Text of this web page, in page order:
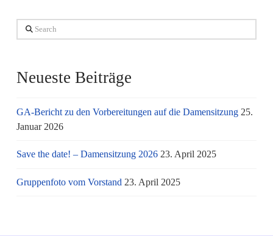
Search
Neueste Beiträge
GA-Bericht zu den Vorbereitungen auf die Damensitzung 25.
Januar 2026
Save the date! – Damensitzung 2026 23. April 2025
Gruppenfoto vom Vorstand 23. April 2025